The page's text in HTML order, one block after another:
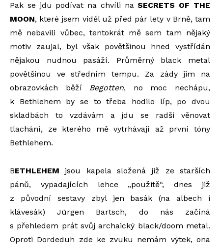
Pak se jdu podívat na chvíli naSECRETS OF THE
MOON, které jsem viděl už před pár lety v Brně, tam
mě nebavili vůbec, tentokrát mě sem tam nějaký
motiv zaujal, byl však povětšinou hned vystřídán
nějakou nudnou pasáží. Průměrný black metal
povětšinou ve středním tempu. Za zády jim na
obrazovkách běží Begotten, no moc nechápu,
k Bethlehem by se to třeba hodilo líp, po dvou
skladbách to vzdávám a jdu se radši věnovat
tlachání, ze kterého mě vytrhávají až první tóny
Bethlehem.
BETHLEHEM jsou kapela složená již ze starších
pánů, vypadajících lehce „použitě“, dnes již
z původní sestavy zbyl jen basák (na albech i
klávesák) Jürgen Bartsch, do nás začíná
s přehledem prát svůj archaický black/doom metal.
Oproti Dordeduh zde ke zvuku nemám výtek, ona